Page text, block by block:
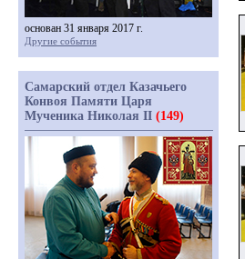
основан 31 января 2017 г.
Другие события
Самарский отдел Казачьего
Конвоя Памяти Царя
Мученика Николая II (149)